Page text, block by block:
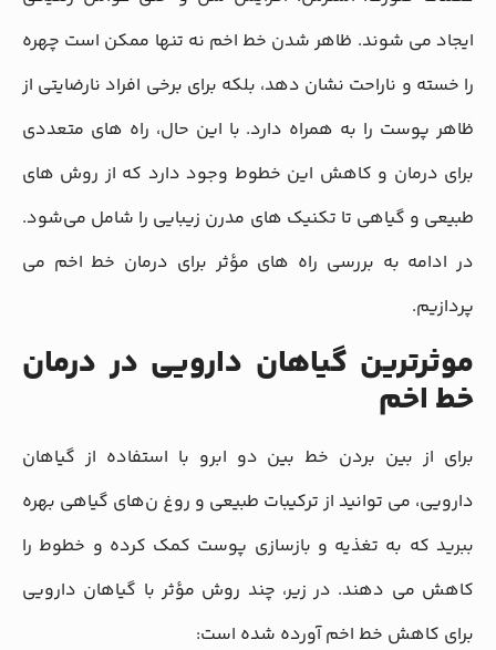
ایجاد می‌ شوند. ظاهر شدن خط اخم نه تنها ممکن است چهره
را خسته و ناراحت نشان دهد، بلکه برای برخی افراد نارضایتی از
ظاهر پوست را به همراه دارد. با این حال، راه‌ های متعددی
برای درمان و کاهش این خطوط وجود دارد که از روش‌ های
طبیعی و گیاهی تا تکنیک‌ های مدرن زیبایی را شامل می‌شود.
در ادامه به بررسی راه‌ های مؤثر برای درمان خط اخم می‌
پردازیم.
موثرترین گیاهان دارویی در درمان
خط اخم
برای از بین بردن خط بین دو ابرو با استفاده از گیاهان
دارویی، می‌ توانید از ترکیبات طبیعی و روغ ن‌های گیاهی بهره
ببرید که به تغذیه و بازسازی پوست کمک کرده و خطوط را
کاهش می‌ دهند. در زیر، چند روش مؤثر با گیاهان دارویی
برای کاهش خط اخم آورده شده است: